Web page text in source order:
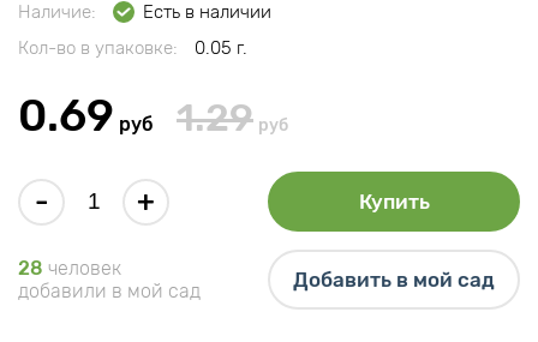
Наличие:
Есть в наличии
Кол-во в упаковке:
0.05 г.
0.69 руб 1.29 руб
- + Купить
28 человек
добавили в мой сад
Добавить в мой сад